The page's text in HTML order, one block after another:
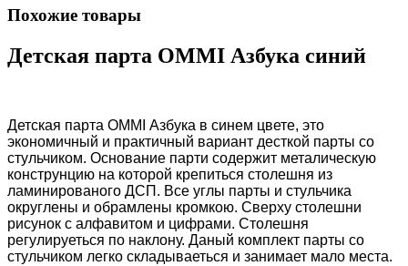
Похожие товары
Детская парта OMMI Азбука синий
Детская парта OMMI Азбука в синем цвете, это
экономичный и практичный вариант десткой парты со
стульчиком. Основание парти содержит металическую
конструнцию на которой крепиться столешня из
ламинированого ДСП. Все углы парты и стульчика
округлены и обрамлены кромкою. Сверху столешни
рисунок с алфавитом и цифрами. Столешня
регулируеться по наклону. Даный комплект парты со
стульчиком легко складываеться и занимает мало места.